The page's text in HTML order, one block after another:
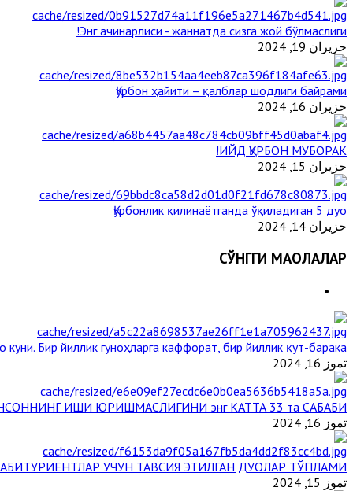
Энг ачинарлиси - жаннатда сизга жой бўлмаслиги!
حزيران 19, 2024
Қурбон ҳайити – қалблар шодлиги байрами
حزيران 16, 2024
ИЙД ҚУРБОН МУБОРАК!
حزيران 15, 2024
Қурбонлик қилинаётганда ўқиладиган 5 дуо
حزيران 14, 2024
СЎНГГИ МАҚОЛАЛАР
Бир йиллик гуноҳларга каффорат, бир йиллик қут-барака
تموز 16, 2024
ИШИ ЮРИШМАСЛИГИНИ энг КАТТА 33 та САБАБИ
تموز 16, 2024
АБИТУРИЕНТЛАР УЧУН ТАВСИЯ ЭТИЛГАН ДУОЛАР ТЎПЛАМИ
تموز 15, 2024